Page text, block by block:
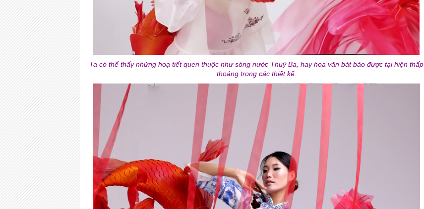
Ta có thể thấy những hoạ tiết quen thuộc như sóng nước Thuỷ Ba, hay hoa văn bát bảo được tại hiện thấp
thoáng trong các thiết kế.